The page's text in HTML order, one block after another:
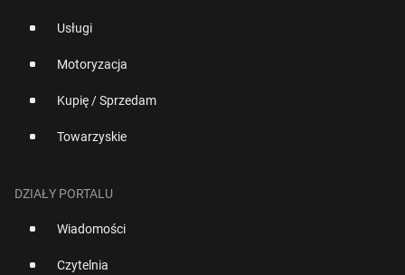
Usługi
Motoryzacja
Kupię / Sprzedam
Towarzyskie
DZIAŁY PORTALU
Wiadomości
Czytelnia